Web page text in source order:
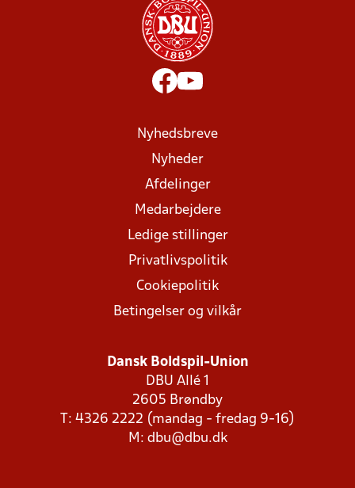
Nyhedsbreve
Nyheder
Afdelinger
Medarbejdere
Ledige stillinger
Privatlivspolitik
Cookiepolitik
Betingelser og vilkår
Dansk Boldspil-Union
DBU Allé 1
2605 Brøndby
T: 4326 2222 (mandag - fredag 9-16)
M: dbu@dbu.dk